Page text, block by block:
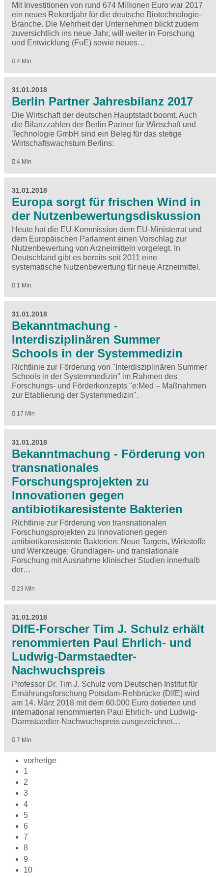
Mit Investitionen von rund 674 Millionen Euro war 2017
ein neues Rekordjahr für die deutsche Biotechnologie-
Branche. Die Mehrheit der Unternehmen blickt zudem
zuversichtlich ins neue Jahr, will weiter in Forschung
und Entwicklung (FuE) sowie neues…
4 Min
31.01.2018
Berlin Partner Jahresbilanz 2017
Die Wirtschaft der deutschen Hauptstadt boomt. Auch
die Bilanzzahlen der Berlin Partner für Wirtschaft und
Technologie GmbH sind ein Beleg für das stetige
Wirtschaftswachstum Berlins:
4 Min
31.01.2018
Europa sorgt für frischen Wind in
der Nutzenbewertungsdiskussion
Heute hat die EU-Kommission dem EU-Ministerrat und
dem Europäischen Parlament einen Vorschlag zur
Nutzenbewertung von Arzneimitteln vorgelegt. In
Deutschland gibt es bereits seit 2011 eine
systematische Nutzenbewertung für neue Arzneimittel.
1 Min
31.01.2018
Bekanntmachung -
Interdisziplinären Summer
Schools in der Systemmedizin
Richtlinie zur Förderung von "Interdisziplinären Summer
Schools in der Systemmedizin" im Rahmen des
Forschungs- und Förderkonzepts "e:Med – Maßnahmen
zur Etablierung der Systemmedizin".
17 Min
31.01.2018
Bekanntmachung - Förderung von
transnationales
Forschungsprojekten zu
Innovationen gegen
antibiotikaresistente Bakterien
Richtlinie zur Förderung von transnationalen
Forschungsprojekten zu Innovationen gegen
antibiotikaresistente Bakterien: Neue Targets, Wirkstoffe
und Werkzeuge; Grundlagen- und translationale
Forschung mit Ausnahme klinischer Studien innerhalb
der…
23 Min
31.01.2018
DIfE-Forscher Tim J. Schulz erhält
renommierten Paul Ehrlich- und
Ludwig-Darmstaedter-
Nachwuchspreis
Professor Dr. Tim J. Schulz vom Deutschen Institut für
Ernährungsforschung Potsdam-Rehbrücke (DIfE) wird
am 14. März 2018 mit dem 60.000 Euro dotierten und
international renommierten Paul Ehrlich- und Ludwig-
Darmstaedter-Nachwuchspreis ausgezeichnet…
7 Min
vorherige
1
2
3
4
5
6
7
8
9
10